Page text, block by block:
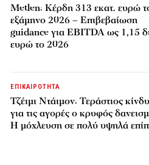
Metlen: Κέρδη 313 εκατ. ευρώ
εξάμηνο 2026 – Επιβεβαίωση
guidance για EBITDA ως 1,15
ευρώ το 2026
ΕΠΙΚΑΙΡΟΤΗΤΑ
Τζέιμι Ντάιμον: Τεράστιος
για τις αγορές ο κρυφός
Η μόχλευση σε πολύ υψηλά